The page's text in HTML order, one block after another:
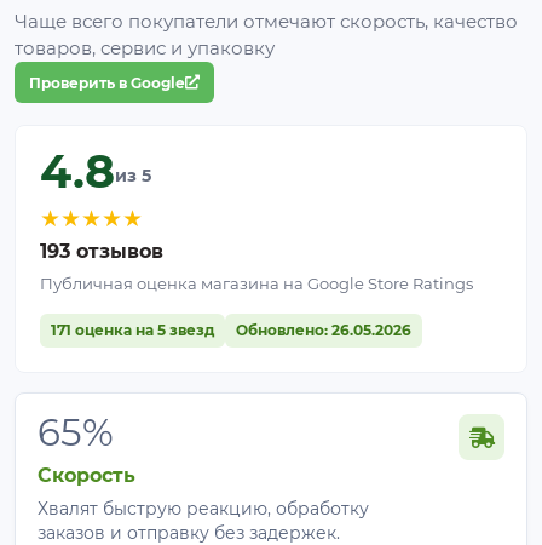
Чаще всего покупатели отмечают скорость, качество
товаров, сервис и упаковку
Проверить в Google
4.8из 5
★★★★★
193 отзывов
Публичная оценка магазина на Google Store Ratings
171 оценка на 5 звезд Обновлено: 26.05.2026
65%
Скорость
Хвалят быструю реакцию, обработку
заказов и отправку без задержек.